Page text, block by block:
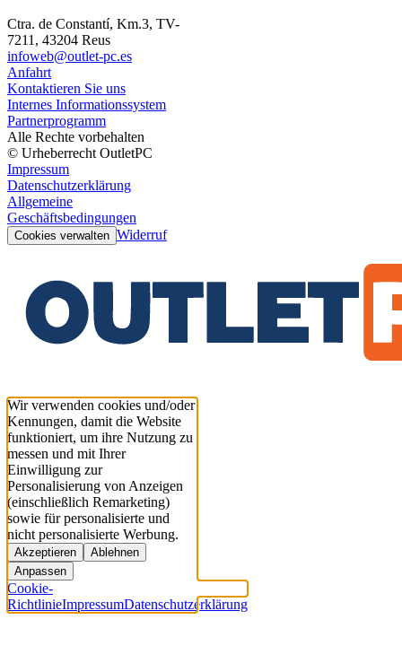
Ctra. de Constantí, Km.3, TV-
7211, 43204 Reus
infoweb@outlet-pc.es
Anfahrt
Kontaktieren Sie uns
Internes Informationssystem
Partnerprogramm
Alle Rechte vorbehalten
© Urheberrecht OutletPC
Impressum
Datenschutzerklärung
Allgemeine
Geschäftsbedingungen
Cookies verwalten Widerruf
Wir verwenden cookies und/oder
Kennungen, damit die Website
funktioniert, um ihre Nutzung zu
messen und mit Ihrer
Einwilligung zur
Personalisierung von Anzeigen
(einschließlich Remarketing)
sowie für personalisierte und
nicht personalisierte Werbung.
Akzeptieren
Ablehnen
Anpassen
Cookie-
RichtlinieImpressumDatenschutzerklärung